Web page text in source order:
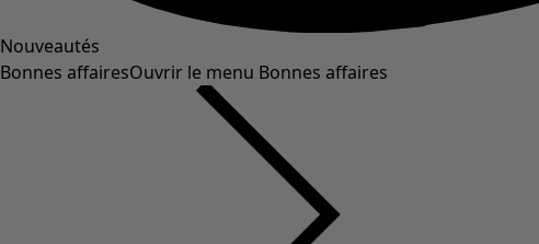
Nouveautés
Bonnes affairesOuvrir le menu Bonnes affaires